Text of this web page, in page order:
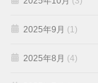
2025年9月 (1)
2025年8月 (4)